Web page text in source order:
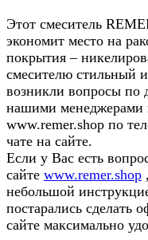
Этот смеситель
экономит место на
покрытия –
смесителю стильный
возникли вопросы по
нашими менеджерами
www.remer.shop по
чате на сайте.
Если у Вас есть
сайте www.remer.shop
небольшой
постарались сделать
сайте максимально